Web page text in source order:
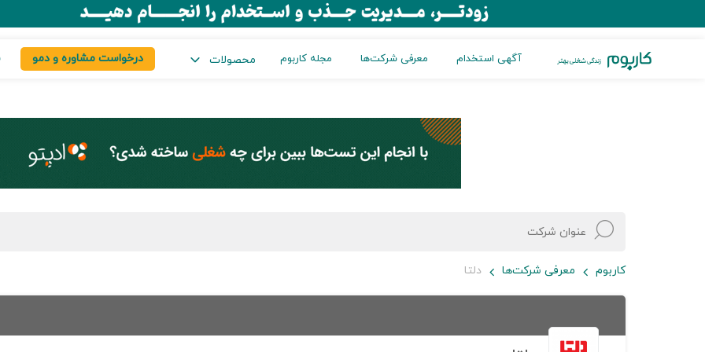
آگهی استخدام معرفی شرکت‌ها مجله کاربوم محصولات درخواست مشاوره و دمو
کاربوم معرفی شرکت‌ها دلتا